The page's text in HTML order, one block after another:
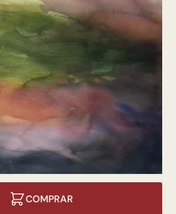
COMPRAR